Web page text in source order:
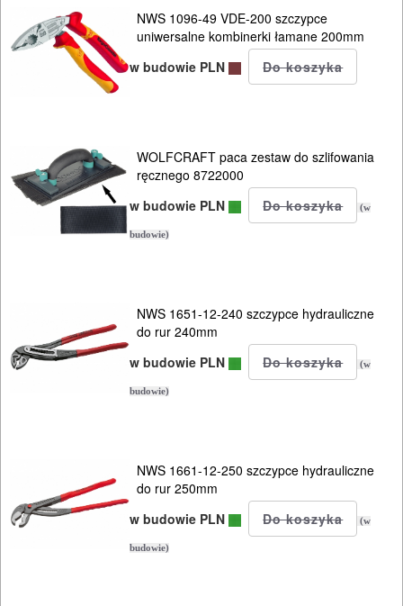
Nitownice
Oświetlenie
Przedłużacze
Szafki
narzędziowe
Samochodowe
HYDRAULICZNE
NARZĘDZIA
INSTALACYJNE,
AKCESORIA
KOMPRESORY
NARZĘDZIA
NWS 1096-49 VDE-200 szczypce
uniwersalne kombinerki łamane 200mm
w budowie PLN
WOLFCRAFT paca zestaw do szlifowania
ręcznego 8722000
w budowie PLN
(w
budowie)
NWS 1651-12-240 szczypce hydrauliczne
do rur 240mm
w budowie PLN
(w
budowie)
NWS 1661-12-250 szczypce hydrauliczne
do rur 250mm
w budowie PLN
(w
budowie)